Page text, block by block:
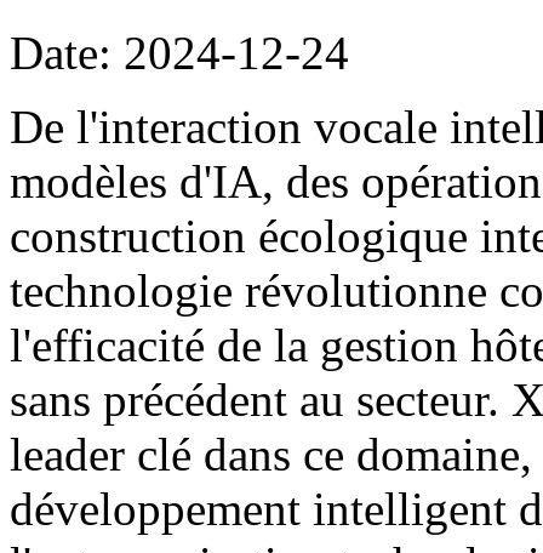
Date: 2024-12-24
De l'interaction vocale
modèles d'IA, des
construction écologique
technologie révolutionne
l'efficacité de la gestion
sans précédent au secteur.
leader clé dans ce
développement intelligent